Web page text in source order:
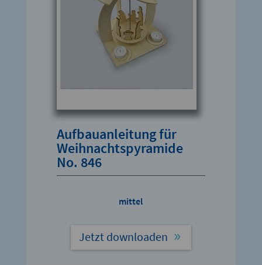
Aufbauanleitung für
Weihnachtspyramide
No. 846
mittel
Jetzt downloaden